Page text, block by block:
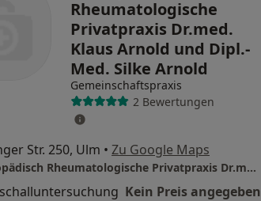
Rheumatologische
Privatpraxis Dr.med.
Klaus Arnold und Dipl.-
Med. Silke Arnold
Gemeinschaftspraxis
2 Bewertungen
Str. 250, Ulm • Zu Google Maps
Orthopädisch Rheumatologische Privatpraxis Dr.med. Klaus Arnold und Dipl.-Med. Silke Arnold
Kein Preis angegeben